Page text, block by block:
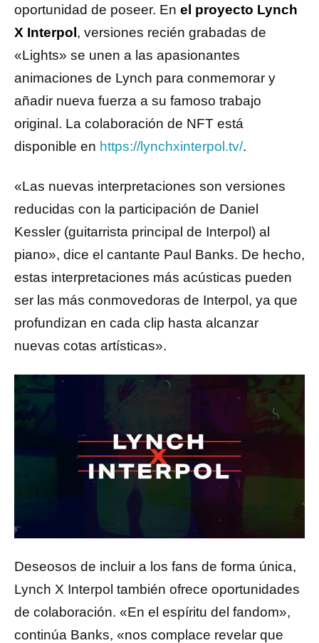
oportunidad de poseer. En el proyecto Lynch
X Interpol , versiones recién grabadas de
«Lights» se unen a las apasionantes
animaciones de Lynch para conmemorar y
añadir nueva fuerza a su famoso trabajo
original. La colaboración de NFT está
disponible en https://lynchxinterpol.tv/.
«Las nuevas interpretaciones son versiones
reducidas con la participación de Daniel
Kessler (guitarrista principal de Interpol) al
piano», dice el cantante Paul Banks. De hecho,
estas interpretaciones más acústicas pueden
ser las más conmovedoras de Interpol, ya que
profundizan en cada clip hasta alcanzar
nuevas cotas artísticas».
Deseosos de incluir a los fans de forma única,
Lynch X Interpol también ofrece oportunidades
de colaboración. «En el espíritu del fandom»,
continúa Banks, «nos complace revelar que